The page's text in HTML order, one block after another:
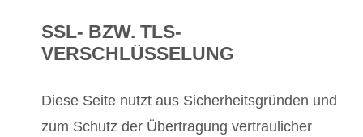
SSL- BZW. TLS-
VERSCHLÜSSELUNG
Diese Seite nutzt aus Sicherheitsgründen und
zum Schutz der Übertragung vertraulicher